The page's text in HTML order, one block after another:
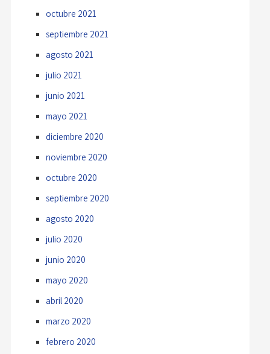
octubre 2021
septiembre 2021
agosto 2021
julio 2021
junio 2021
mayo 2021
diciembre 2020
noviembre 2020
octubre 2020
septiembre 2020
agosto 2020
julio 2020
junio 2020
mayo 2020
abril 2020
marzo 2020
febrero 2020